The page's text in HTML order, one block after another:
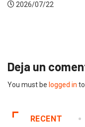
2026/07/22
Deja un
You must be logged in
RECENT